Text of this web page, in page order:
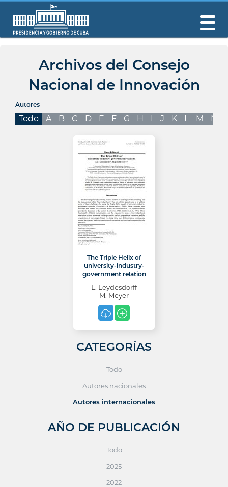
Archivos del Consejo
Nacional de Innovación
Autores
Todo A B C D E F G H I J K L M N
The Triple Helix of
university-industry-
government relation
L. Leydesdorff
M. Meyer
CATEGORÍAS
Todo
Autores nacionales
Autores internacionales
AÑO DE PUBLICACIÓN
Todo
2025
2022